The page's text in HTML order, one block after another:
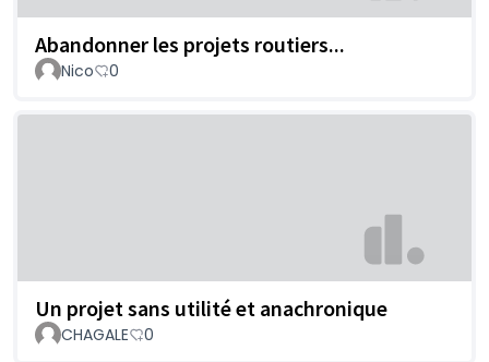
Abandonner les projets routiers...
Nico 0
Un projet sans utilité et anachronique
CHAGALE 0